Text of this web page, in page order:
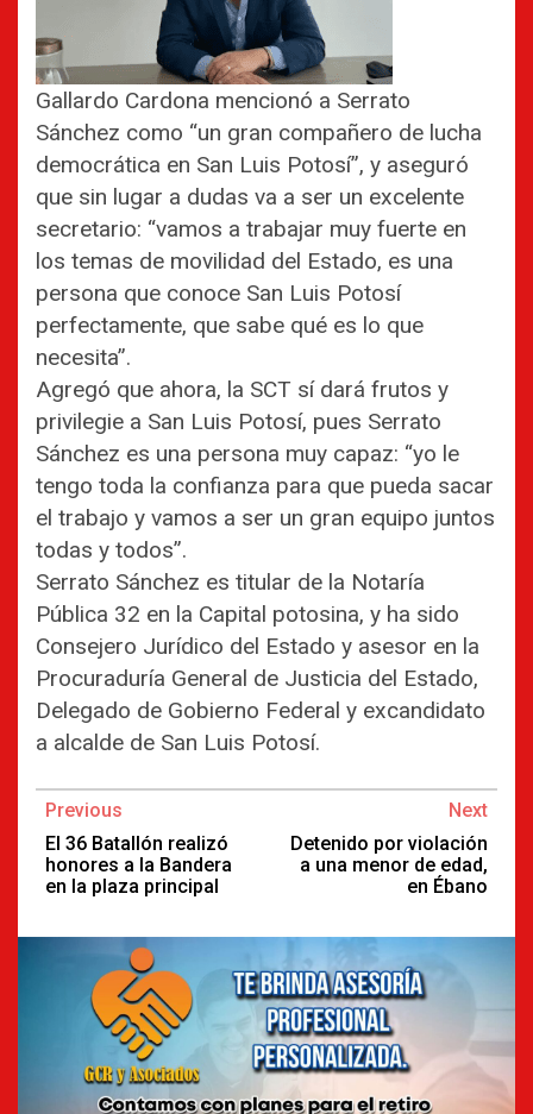
Gallardo Cardona mencionó a Serrato
Sánchez como “un gran compañero de lucha
democrática en San Luis Potosí”, y aseguró
que sin lugar a dudas va a ser un excelente
secretario: “vamos a trabajar muy fuerte en
los temas de movilidad del Estado, es una
persona que conoce San Luis Potosí
perfectamente, que sabe qué es lo que
necesita”.
Agregó que ahora, la SCT sí dará frutos y
privilegie a San Luis Potosí, pues Serrato
Sánchez es una persona muy capaz: “yo le
tengo toda la confianza para que pueda sacar
el trabajo y vamos a ser un gran equipo juntos
todas y todos”.
Serrato Sánchez es titular de la Notaría
Pública 32 en la Capital potosina, y ha sido
Consejero Jurídico del Estado y asesor en la
Procuraduría General de Justicia del Estado,
Delegado de Gobierno Federal y excandidato
a alcalde de San Luis Potosí.
Continue
Reading
Previous
El 36 Batallón realizó
honores a la Bandera
en la plaza principal
Next
Detenido por violación
a una menor de edad,
en Ébano